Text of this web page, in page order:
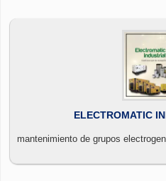
ELECTROMATIC
mantenimiento de grupos